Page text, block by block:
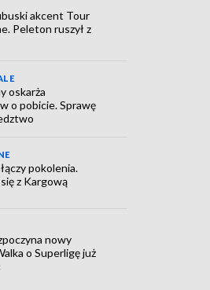
akcent Tour
Peleton ruszył z
oskarża
o pobicie. Sprawę
pokolenia.
z Kargową
nowy
o Superligę już